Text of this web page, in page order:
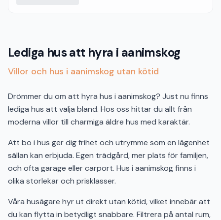
Lediga hus att hyra i aanimskog
Villor och hus i aanimskog utan kötid
Drömmer du om att hyra hus i aanimskog? Just nu finns
lediga hus att välja bland. Hos oss hittar du allt från
moderna villor till charmiga äldre hus med karaktär.
Att bo i hus ger dig frihet och utrymme som en lägenhet
sällan kan erbjuda. Egen trädgård, mer plats för familjen,
och ofta garage eller carport. Hus i aanimskog finns i
olika storlekar och prisklasser.
Våra husägare hyr ut direkt utan kötid, vilket innebär att
du kan flytta in betydligt snabbare. Filtrera på antal rum,